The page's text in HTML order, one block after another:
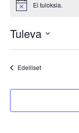
Notice Ei tuloksia.
Tuleva
päivä.
EdellisetTapahtumat